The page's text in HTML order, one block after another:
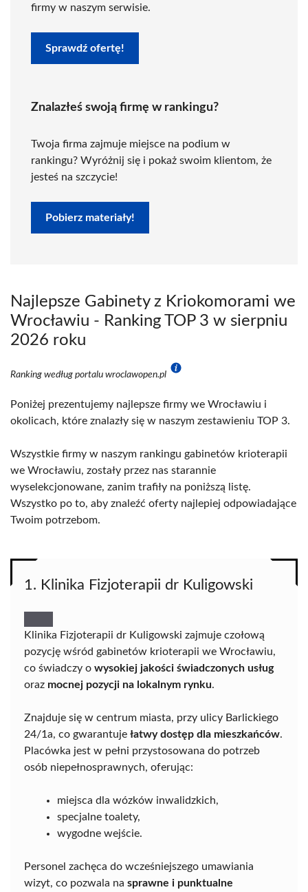
firmy w naszym serwisie.
Sprawdź ofertę!
Znalazłeś swoją firmę w rankingu?
Twoja firma zajmuje miejsce na podium w
rankingu? Wyróżnij się i pokaż swoim klientom, że
jesteś na szczycie!
Pobierz materiały!
Najlepsze Gabinety z Kriokomorami we
Wrocławiu - Ranking TOP 3 w sierpniu
2026 roku
Ranking według portalu wroclawopen.pl
Poniżej prezentujemy najlepsze firmy we Wrocławiu i
okolicach, które znalazły się w naszym zestawieniu TOP 3.
Wszystkie firmy w naszym rankingu gabinetów krioterapii
we Wrocławiu, zostały przez nas starannie
wyselekcjonowane, zanim trafiły na poniższą listę.
Wszystko po to, aby znaleźć oferty najlepiej odpowiadające
Twoim potrzebom.
1. Klinika Fizjoterapii dr Kuligowski
Klinika Fizjoterapii dr Kuligowski zajmuje czołową
pozycję wśród gabinetów krioterapii we Wrocławiu,
co świadczy o wysokiej jakości świadczonych usług
oraz mocnej pozycji na lokalnym rynku.
Znajduje się w centrum miasta, przy ulicy Barlickiego
24/1a, co gwarantuje łatwy dostęp dla mieszkańców.
Placówka jest w pełni przystosowana do potrzeb
osób niepełnosprawnych, oferując:
miejsca dla wózków inwalidzkich,
specjalne toalety,
wygodne wejście.
Personel zachęca do wcześniejszego umawiania
wizyt, co pozwala na sprawne i punktualne